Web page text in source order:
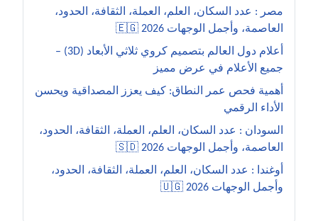
مصر : عدد السكان، العلم، العملة، الثقافة، الحدود،
العاصمة، وأجمل الوجهات 2026 🇪🇬
أعلام دول العالم بتصميم كروي ثلاثي الأبعاد (3D) –
جميع الأعلام في عرض مميز
أهمية فحص عمر النطاق: كيف يعزز المصداقية ويحسن
الأداء الرقمي
السودان : عدد السكان، العلم، العملة، الثقافة، الحدود،
العاصمة، وأجمل الوجهات 2026 🇸🇩
أوغندا : عدد السكان، العلم، العملة، الثقافة، الحدود،
وأجمل الوجهات 2026 🇺🇬